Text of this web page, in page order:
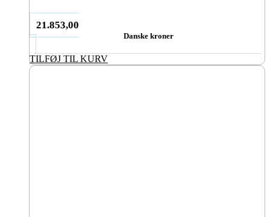
21.853,00
Danske kroner
TILFØJ TIL KURV